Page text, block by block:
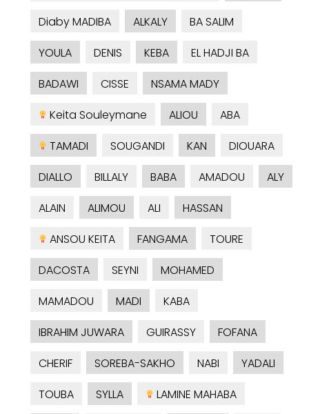
Diaby MADIBA ALKALY
BA SALIM
YOULA
DENIS KEBA
EL HADJI BA
BADAWI
CISSE
NSAMA MADY
Keita Souleymane
ALIOU
ABA
TAMADI
SOUGANDI KAN
DIOUARA
DIALLO
BILLALY BABA AMADOU
ALY
ALAIN
ALIMOU ALI
HASSAN
ANSOU KEITA
FANGAMA
TOURE
DACOSTA
SEYNI
MOHAMED
MAMADOU
MADI
KABA
IBRAHIM JUWARA
GUIRASSY
FOFANA
CHERIF
SOREBA-SAKHO NABI
YADALI
TOUBA
SYLLA
LAMINE MAHABA